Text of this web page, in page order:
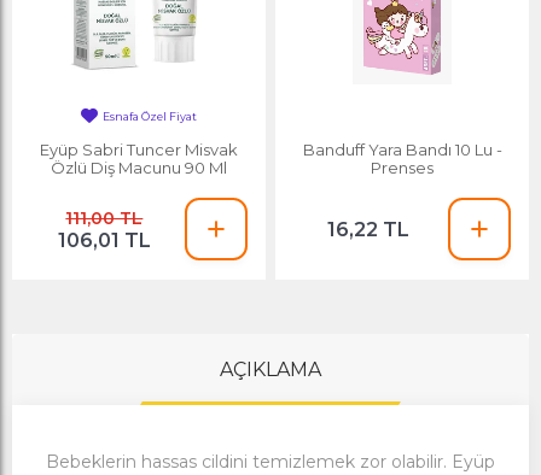
Eyüp Sabri Tuncer Misvak
Özlü Diş Macunu 90 Ml
111,00 TL
106,01 TL
Banduff Yara Bandı 10 Lu -
Prenses
16,22 TL
AÇIKLAMA
Bebeklerin hassas cildini temizlemek zor olabilir. Eyüp